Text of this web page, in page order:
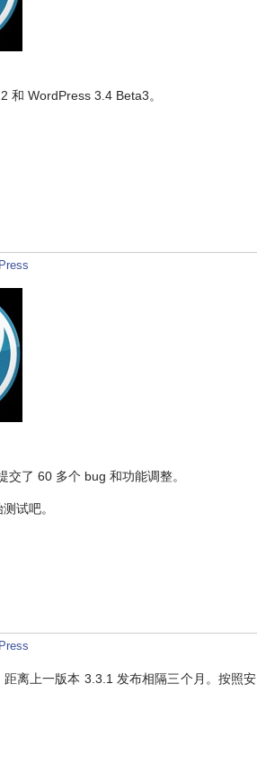
和 WordPress 3.4 Beta3。
了 60 多个 bug 和功能调整。
试吧。
离上一版本 3.3.1 发布相隔三个月。按照安